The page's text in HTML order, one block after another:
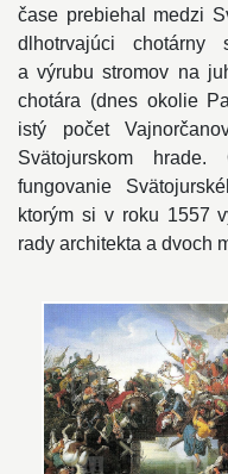
čase prebiehal medzi
dlhotrvajúci chotárny
a výrubu stromov na
chotára (dnes okolie
istý počet
Svätojurskom
fungovanie
ktorým si v roku 1557
rady architekta a dvoch